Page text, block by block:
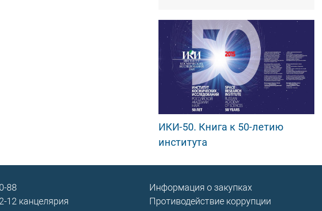
ИКИ-50. Книга к 50-летию
института
88
12 канцелярия
Информация о закупках
Противодействие коррупции